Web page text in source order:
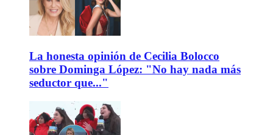
La honesta opinión de Cecilia Bolocco
sobre Dominga López: "No hay nada más
seductor que..."